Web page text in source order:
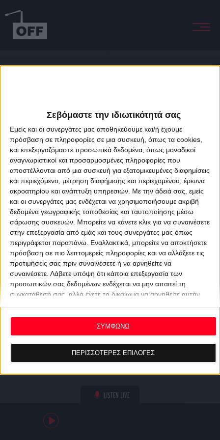
Σεβόμαστε την ιδιωτικότητά σας
Εμείς και οι συνεργάτες μας αποθηκεύουμε και/ή έχουμε
πρόσβαση σε πληροφορίες σε μια συσκευή, όπως τα cookies,
και επεξεργαζόμαστε προσωπικά δεδομένα, όπως μοναδικοί
αναγνωριστικοί και προσαρμοσμένες πληροφορίες που
αποστέλλονται από μια συσκευή για εξατομικευμένες διαφημίσεις
και περιεχόμενο, μέτρηση διαφήμισης και περιεχομένου, έρευνα
ακροατηρίου και ανάπτυξη υπηρεσιών. Με την άδειά σας, εμείς
και οι συνεργάτες μας ενδέχεται να χρησιμοποιήσουμε ακριβή
δεδομένα γεωγραφικής τοποθεσίας και ταυτοποίησης μέσω
σάρωσης συσκευών. Μπορείτε να κάνετε κλικ για να συναινέσετε
στην επεξεργασία από εμάς και τους συνεργάτες μας όπως
περιγράφεται παραπάνω. Εναλλακτικά, μπορείτε να αποκτήσετε
πρόσβαση σε πιο λεπτομερείς πληροφορίες και να αλλάξετε τις
προτιμήσεις σας πριν συναινέσετε ή να αρνηθείτε να
συναινέσετε. Λάβετε υπόψη ότι κάποια επεξεργασία των
προσωπικών σας δεδομένων ενδέχεται να μην απαιτεί τη
συγκατάθεσή σας, αλλά έχετε το δικαίωμα να αρνηθείτε αυτήν
ανακαλέσετε τη συγκατάθεσή σας ανά πάσα στιγμή
επιστρέφοντας σε αυτόν τον ιστότοπο και κάνοντας κλικ στο
κουμπί "Απορρήτου" στο κάτω μέρος της ιστοσελίδας.
ΠΕΡΙΣΣΟΤΕΡΕΣ ΕΠΙΛΟΓΕΣ
ΣΥΜΦΩΝΩ
LISTEN LIVE
About Offradio Business Class Terms & Conditions
Privacy Policy
Designed & developed byporcupine colors&Fotis Alexandrou